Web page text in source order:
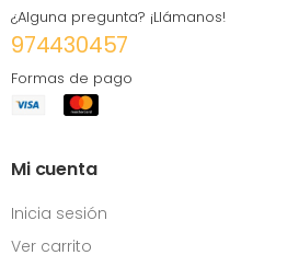
¿Alguna pregunta? ¡Llámanos!
974430457
Formas de pago
Mi cuenta
Inicia sesión
Ver carrito